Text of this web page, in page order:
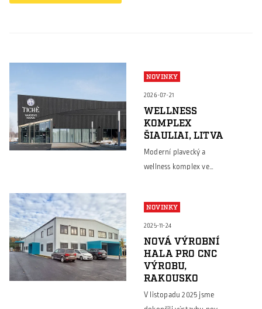
NOVINKY
2026-07-21
WELLNESS
KOMPLEX
ŠIAULIAI, LITVA
Moderní plavecký a
wellness komplex ve
ocelové konstrukce
Borga nacházejí
uplatnění nejen v
průmyslových a
skladových halách, ale
také u architektonicky
náročných veřejných
NOVINKY
2025-11-24
NOVÁ VÝROBNÍ
HALA PRO CNC
VÝROBU,
RAKOUSKO
V listopadu 2025 jsme